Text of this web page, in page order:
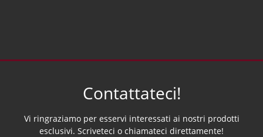
Contattateci!
Vi ringraziamo per esservi interessati ai nostri prodotti
esclusivi. Scriveteci o chiamateci direttamente!